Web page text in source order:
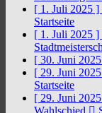
[ 1. Juli 2025 ]
Startseite
[ 1. Juli 2025 ]
[ 30. Juni
[ 29. Juni
Startseite
[ 29. Juni
Wahlschied